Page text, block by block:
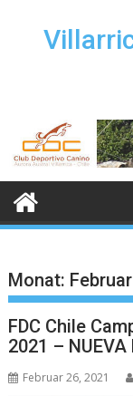
Monat:
FDC Chile
2021 – NUEVA
Februar 26, 2021